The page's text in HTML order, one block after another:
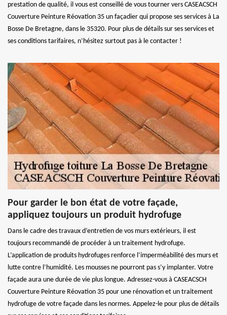
prestation de qualité, il vous est conseillé de vous tourner vers CASEACSCH
Couverture Peinture Réovation 35 un façadier qui propose ses services à La
Bosse De Bretagne, dans le 35320. Pour plus de détails sur ses services et
ses conditions tarifaires, n’hésitez surtout pas à le contacter !
Pour garder le bon état de votre façade,
appliquez toujours un produit hydrofuge
Dans le cadre des travaux d’entretien de vos murs extérieurs, il est
toujours recommandé de procéder à un traitement hydrofuge.
L’application de produits hydrofuges renforce l’imperméabilité des murs et
lutte contre l’humidité. Les mousses ne pourront pas s’y implanter. Votre
façade aura une durée de vie plus longue. Adressez-vous à CASEACSCH
Couverture Peinture Réovation 35 pour une rénovation et un traitement
hydrofuge de votre façade dans les normes. Appelez-le pour plus de détails